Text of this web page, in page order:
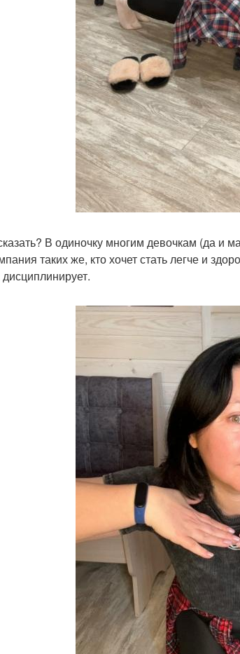
В одиночку многим девочкам (да и
таких же, кто хочет стать легче и